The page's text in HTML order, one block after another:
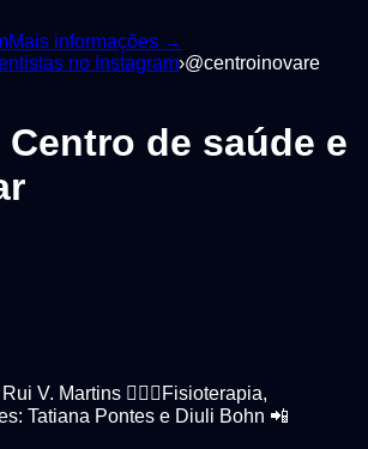
Mais informações →
no Instagram›@centroinovare
Centro de saúde e
V. Martins 👩🏻‍⚕️Fisioterapia,
Tatiana Pontes e Diuli Bohn 📲